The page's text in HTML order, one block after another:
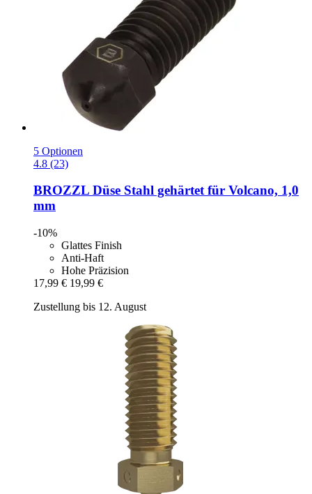
5 Optionen
4.8 (23)
BROZZL Düse Stahl gehärtet für Volcano, 1,0
mm
-10%
Glattes Finish
Anti-Haft
Hohe Präzision
17,99 € 19,99 €
Zustellung bis 12. August